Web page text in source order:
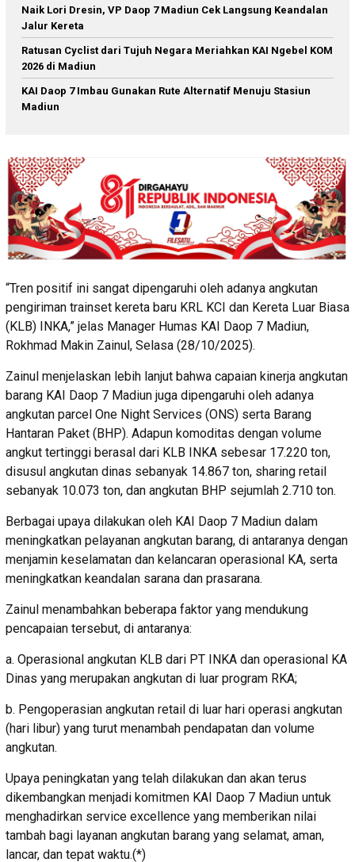
Naik Lori Dresin, VP Daop 7 Madiun Cek Langsung Keandalan
Jalur Kereta
Ratusan Cyclist dari Tujuh Negara Meriahkan KAI Ngebel KOM
2026 di Madiun
KAI Daop 7 Imbau Gunakan Rute Alternatif Menuju Stasiun
Madiun
“Tren positif ini sangat dipengaruhi oleh adanya angkutan
pengiriman trainset kereta baru KRL KCI dan Kereta Luar Biasa
(KLB) INKA,” jelas Manager Humas KAI Daop 7 Madiun,
Rokhmad Makin Zainul, Selasa (28/10/2025).
Zainul menjelaskan lebih lanjut bahwa capaian kinerja angkutan
barang KAI Daop 7 Madiun juga dipengaruhi oleh adanya
angkutan parcel One Night Services (ONS) serta Barang
Hantaran Paket (BHP). Adapun komoditas dengan volume
angkut tertinggi berasal dari KLB INKA sebesar 17.220 ton,
disusul angkutan dinas sebanyak 14.867 ton, sharing retail
sebanyak 10.073 ton, dan angkutan BHP sejumlah 2.710 ton.
Berbagai upaya dilakukan oleh KAI Daop 7 Madiun dalam
meningkatkan pelayanan angkutan barang, di antaranya dengan
menjamin keselamatan dan kelancaran operasional KA, serta
meningkatkan keandalan sarana dan prasarana.
Zainul menambahkan beberapa faktor yang mendukung
pencapaian tersebut, di antaranya:
a. Operasional angkutan KLB dari PT INKA dan operasional KA
Dinas yang merupakan angkutan di luar program RKA;
b. Pengoperasian angkutan retail di luar hari operasi angkutan
(hari libur) yang turut menambah pendapatan dan volume
angkutan.
Upaya peningkatan yang telah dilakukan dan akan terus
dikembangkan menjadi komitmen KAI Daop 7 Madiun untuk
menghadirkan service excellence yang memberikan nilai
tambah bagi layanan angkutan barang yang selamat, aman,
lancar, dan tepat waktu.(*)